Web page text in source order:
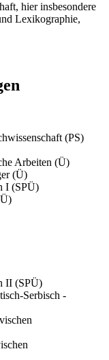
hier insbesondere
Lexikographie,
(PS)
Arbeiten (Ü)
(Ü)
I (SPÜ)
II (SPÜ)
Serbisch -